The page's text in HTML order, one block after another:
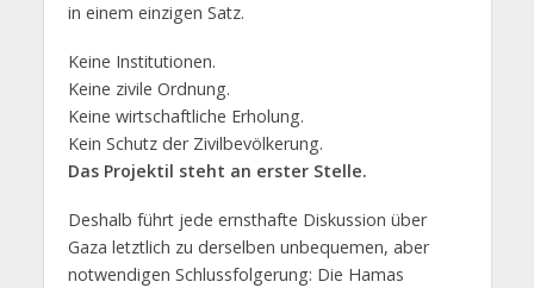
in einem einzigen Satz.
Keine Institutionen.
Keine zivile Ordnung.
Keine wirtschaftliche Erholung.
Kein Schutz der Zivilbevölkerung.
Das Projektil steht an erster Stelle.
Deshalb führt jede ernsthafte Diskussion über
Gaza letztlich zu derselben unbequemen, aber
notwendigen Schlussfolgerung: Die Hamas